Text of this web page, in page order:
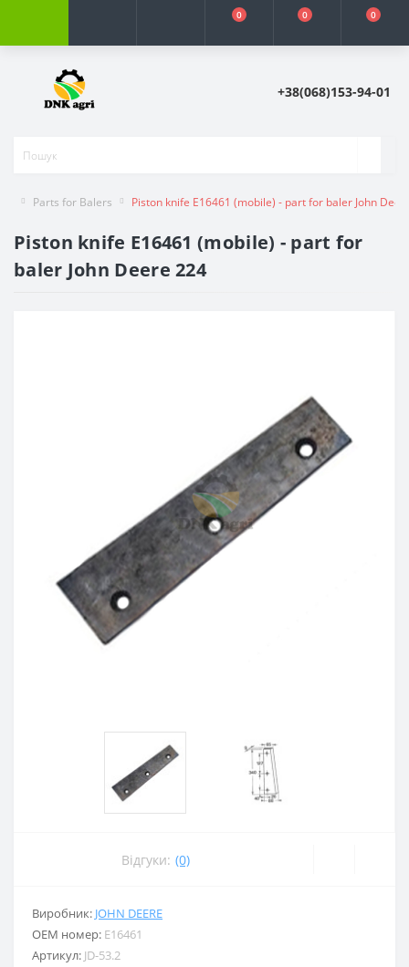
0 0 0
+38(068)153-94-01
Parts for Balers Piston knife E16461 (mobile) - part for baler John
Piston knife E16461 (mobile) - part for
baler John Deere 224
Відгуки: (0)
Виробник: JOHN DEERE
ОЕМ номер: E16461
Артикул: JD-53.2